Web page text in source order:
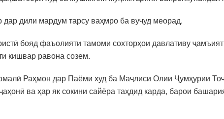
дили мардум тарсу ваҳмро ба вуҷуд меорад.
бояд фаъолияти тамоми сохторҳои давлативу
кишвар равона созем.
Раҳмон дар Паёми худ ба Маҷлиси Олии Ҷумҳурии
ва ҳар як сокини сайёра таҳдид карда, барои